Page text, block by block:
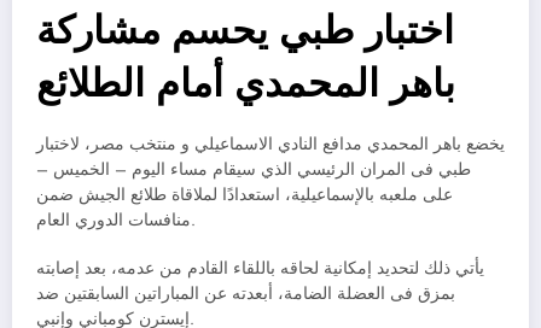
اختبار طبي يحسم مشاركة
باهر المحمدي أمام الطلائع
يخضع باهر المحمدي مدافع النادي الاسماعيلي و منتخب مصر، لاختبار
طبي فى المران الرئيسي الذي سيقام مساء اليوم – الخميس –
على ملعبه بالإسماعيلية، استعدادًا لملاقاة طلائع الجيش ضمن
منافسات الدوري العام.
يأتي ذلك لتحديد إمكانية لحاقه باللقاء القادم من عدمه، بعد إصابته
بمزق فى العضلة الضامة، أبعدته عن المباراتين السابقتين ضد
إيسترن كومباني وإنبي.